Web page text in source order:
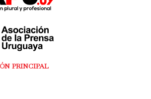
PRINCIPAL